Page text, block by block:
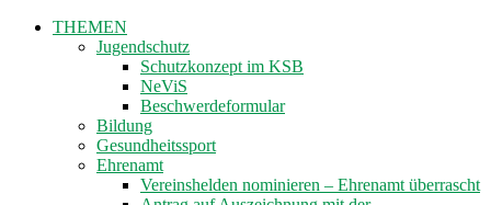
THEMEN
Jugendschutz
Schutzkonzept im KSB
NeViS
Beschwerdeformular
Bildung
Gesundheitssport
Ehrenamt
Vereinshelden nominieren – Ehrenamt überrascht